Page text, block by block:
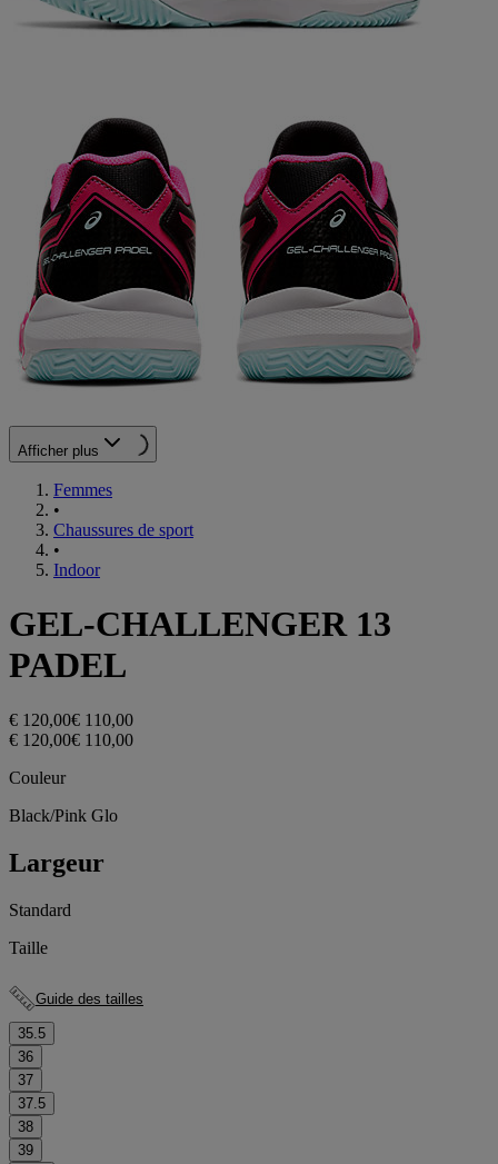
Afficher plus
Femmes
•
Chaussures de sport
•
Indoor
GEL-CHALLENGER 13
PADEL
€ 120,00€ 110,00
€ 120,00€ 110,00
Couleur
Black/Pink Glo
Largeur
Standard
Taille
Guide des tailles
35.5
36
37
37.5
38
39